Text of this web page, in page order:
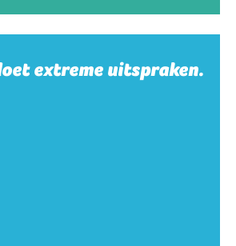
extreme uitspraken.